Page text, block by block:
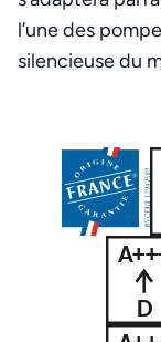
l’une des
silencieuse du